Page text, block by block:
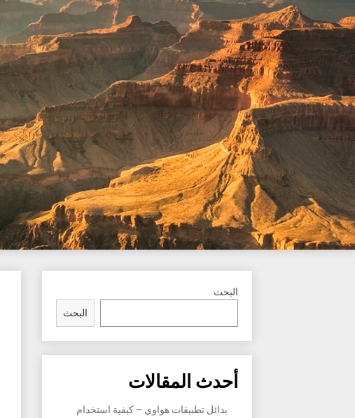
to
content
البحث
البحث
أحدث المقالات
بدائل تطبيقات هواوي – كيفية استخدام